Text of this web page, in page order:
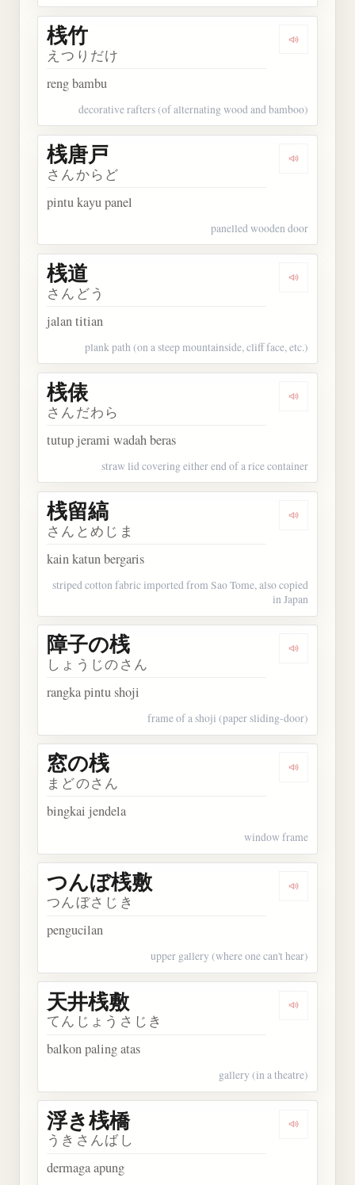
Dengarkan
桟竹
えつりだけ
reng bambu
decorative rafters (of alternating wood and bamboo)
Dengarkan
桟唐戸
さんからど
pintu kayu panel
panelled wooden door
Dengarkan
桟道
さんどう
jalan titian
plank path (on a steep mountainside, cliff face, etc.)
Dengarkan
桟俵
さんだわら
tutup jerami wadah beras
straw lid covering either end of a rice container
Dengarkan
桟留縞
さんとめじま
kain katun bergaris
striped cotton fabric imported from Sao Tome, also copied
in Japan
Dengarkan
障子の桟
しょうじのさん
rangka pintu shoji
frame of a shoji (paper sliding-door)
Dengarkan
窓の桟
まどのさん
bingkai jendela
window frame
Dengarkan
つんぼ桟敷
つんぼさじき
pengucilan
upper gallery (where one can't hear)
Dengarkan
天井桟敷
てんじょうさじき
balkon paling atas
gallery (in a theatre)
Dengarkan
浮き桟橋
うきさんばし
dermaga apung